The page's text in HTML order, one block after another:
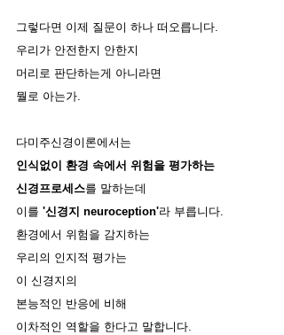
그렇다면 이제 질문이 하나 떠오릅니다.
우리가 안전한지 안한지
머리로 판단하는게 아니라면
뭘로 아는가.
다미주신경이론에서는
인식없이 환경 속에서 위험을 평가하는
신경프로세스를 말하는데
이를 '신경지 neuroception'라 부릅니다.
환경에서 위험을 감지하는
우리의 인지적 평가는
이 신경지의
본능적인 반응에 비해
이차적인 역할을 한다고 말합니다.